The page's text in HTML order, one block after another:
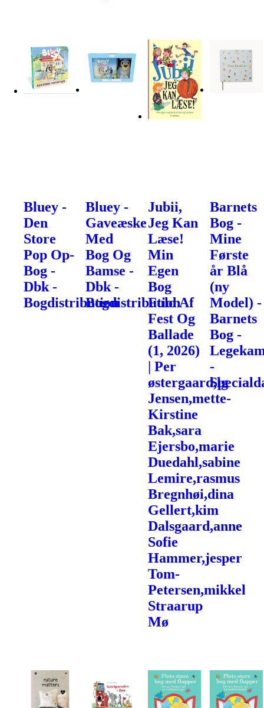
Bluey -
Den
Store
Pop Op-
Bog -
Dbk -
Bogdistribution
Bluey -
Gaveæske
Med
Bog Og
Bamse -
Dbk -
Bogdistribution
Jubii,
Jeg Kan
Læse!
Min
Egen
Bog
Fuld Af
Fest Og
Ballade
(1, 2026)
| Per
østergaard,lg
Jensen,mette-
Kirstine
Bak,sara
Ejersbo,marie
Duedahl,sabine
Lemire,rasmus
Bregnhøi,dina
Gellert,kim
Dalsgaard,anne
Sofie
Hammer,jesper
Tom-
Petersen,mikkel
Straarup
Mø
Barnets
Bog -
Mine
Første
år Blå
(ny
Model) -
Barnets
Bog -
-